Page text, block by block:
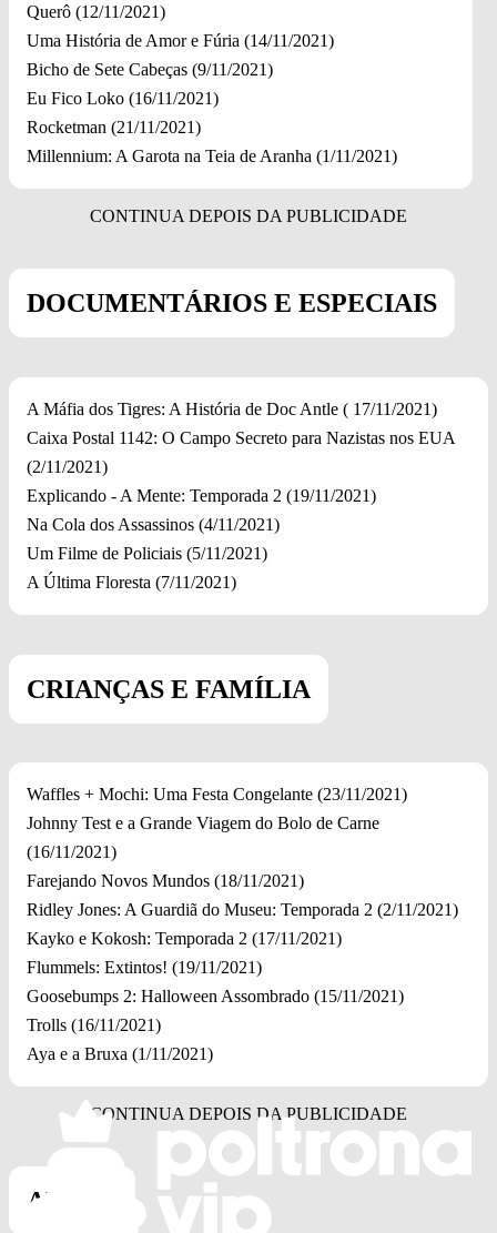
Querô (12/11/2021)
Uma História de Amor e Fúria (14/11/2021)
Bicho de Sete Cabeças (9/11/2021)
Eu Fico Loko (16/11/2021)
Rocketman (21/11/2021)
Millennium: A Garota na Teia de Aranha (1/11/2021)
DOCUMENTÁRIOS E ESPECIAIS
A Máfia dos Tigres: A História de Doc Antle ( 17/11/2021)
Caixa Postal 1142: O Campo Secreto para Nazistas nos EUA
(2/11/2021)
Explicando - A Mente: Temporada 2 (19/11/2021)
Na Cola dos Assassinos (4/11/2021)
Um Filme de Policiais (5/11/2021)
A Última Floresta (7/11/2021)
CRIANÇAS E FAMÍLIA
Waffles + Mochi: Uma Festa Congelante (23/11/2021)
Johnny Test e a Grande Viagem do Bolo de Carne
(16/11/2021)
Farejando Novos Mundos (18/11/2021)
Ridley Jones: A Guardiã do Museu: Temporada 2 (2/11/2021)
Kayko e Kokosh: Temporada 2 (17/11/2021)
Flummels: Extintos! (19/11/2021)
Goosebumps 2: Halloween Assombrado (15/11/2021)
Trolls (16/11/2021)
Aya e a Bruxa (1/11/2021)
ANIME